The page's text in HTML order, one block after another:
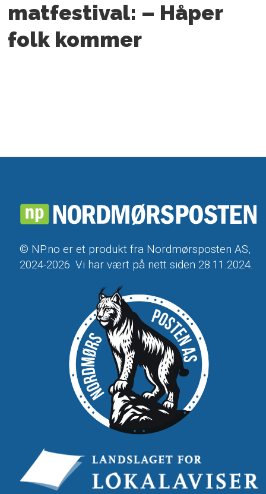
matfestival: – Håper
folk kommer
© NP.no er et produkt fra Nordmørsposten AS,
2024-2026. Vi har vært på nett siden 28.11.2024.